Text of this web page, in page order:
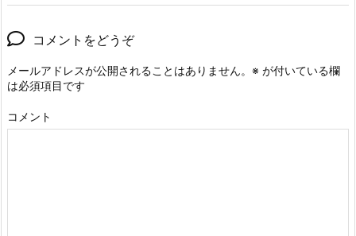
コメントをどうぞ
メールアドレスが公開されることはありません。 ※ が付いている欄
は必須項目です
コメント